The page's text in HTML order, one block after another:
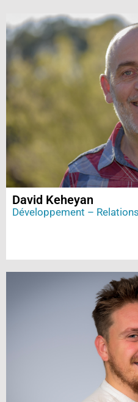
David Keheyan
Développement –